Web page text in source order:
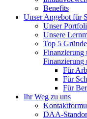
Benefits
Unser Angebot für
Unser
Unsere
Top 5
Finanzierung
Finanzierung
Für
Für
Für
Ihr Weg zu uns
DAA-